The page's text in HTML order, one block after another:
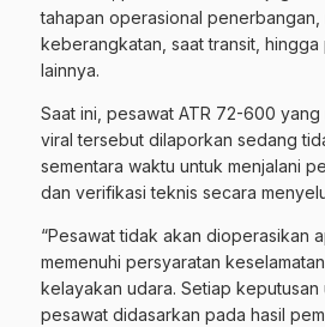
tahapan operasional penerbangan,
keberangkatan, saat transit,
lainnya.
Saat ini, pesawat ATR 72-600
viral tersebut dilaporkan sedang
sementara waktu untuk menjalani
dan verifikasi teknis secara
“Pesawat tidak akan dioperasikan
memenuhi persyaratan
kelayakan udara. Setiap
pesawat didasarkan pada hasil